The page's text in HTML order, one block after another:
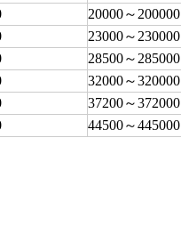
20000～200000
23000～230000
28500～285000
32000～320000
37200～372000
44500～445000